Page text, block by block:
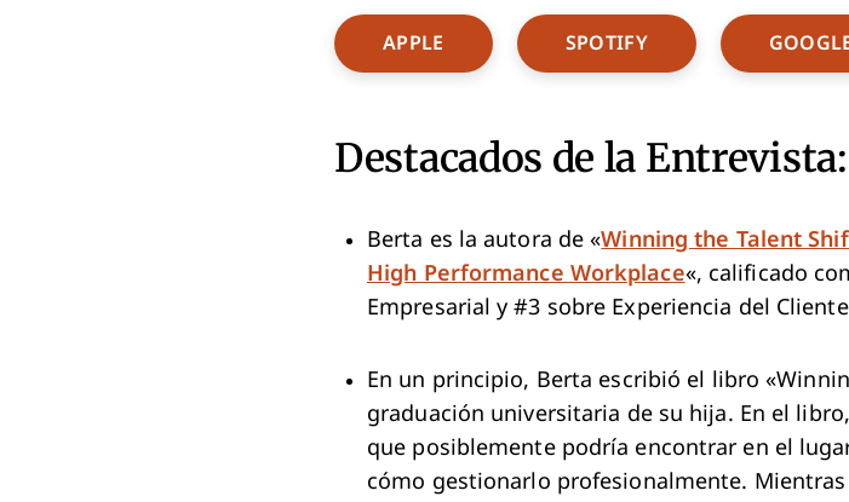
APPLE Opens New Window
SPOTIFYOpens New Window
Destacados de la Entrevista:
Berta es la autora de «Winning the Talent
High Performance Workplace«, calificado
Empresarial y #3 sobre Experiencia del
En un principio, Berta escribió el libro
graduación universitaria de su hija. En el
que posiblemente podría encontrar en el
cómo gestionarlo profesionalmente.